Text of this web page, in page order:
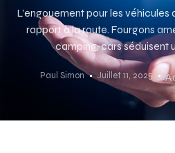
L’engouement pour les
rapport à la route. Fourgons
camping-cars séduisent
Paul Simon Juillet 11, 2025